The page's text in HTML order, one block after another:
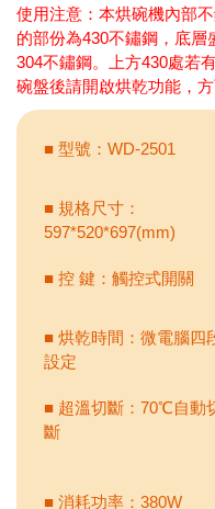
使用注意：本烘碗機內部
的部份為430不鏽鋼，底層
304不鏽鋼。上方430處若
碗盤後請開啟烘乾功能，方
■ 型號：WD-2501
■ 規格尺寸：
597*520*697(mm)
■ 控 鍵：觸控式開關
■ 烘乾時間：微電腦四
設定
■ 超溫切斷：70℃自動
斷
■ 消耗功率：380W